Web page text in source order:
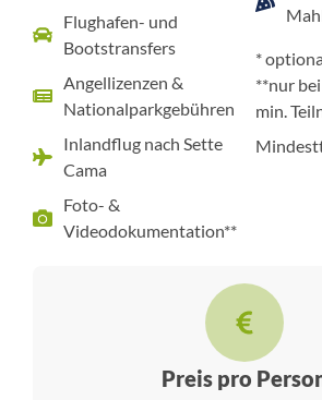
Flughafen- und
Bootstransfers
Angellizenzen &
Nationalparkgebühren
Inlandflug nach Sette
Cama
Foto- &
Videodokumentation**
*
**nur
min.
Preis pro